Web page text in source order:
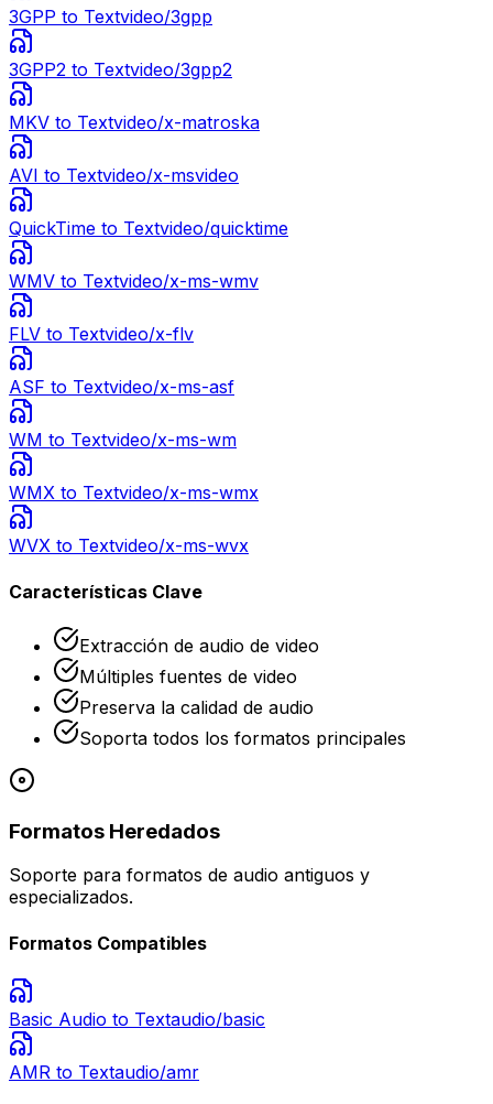
3GPP to Textvideo/3gpp
3GPP2 to Textvideo/3gpp2
MKV to Textvideo/x-matroska
AVI to Textvideo/x-msvideo
QuickTime to Textvideo/quicktime
WMV to Textvideo/x-ms-wmv
FLV to Textvideo/x-flv
ASF to Textvideo/x-ms-asf
WM to Textvideo/x-ms-wm
WMX to Textvideo/x-ms-wmx
WVX to Textvideo/x-ms-wvx
Características Clave
Extracción de audio de video
Múltiples fuentes de video
Preserva la calidad de audio
Soporta todos los formatos principales
Formatos Heredados
Soporte para formatos de audio antiguos y
especializados.
Formatos Compatibles
Basic Audio to Textaudio/basic
AMR to Textaudio/amr